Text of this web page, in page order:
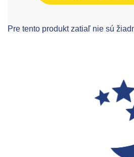
Pre tento produkt zatiaľ nie sú